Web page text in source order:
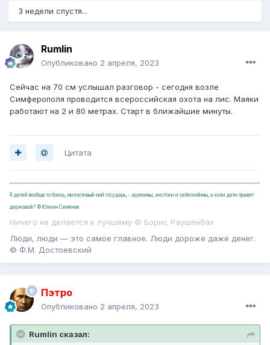
3 недели спустя...
Rumlin
Опубликовано 2 апреля, 2023
Сейчас на 70 см услышал разговор - сегодня возле
Симферополя проводится всероссийская охота на лис. Маяки
работают на 2 и 80 метрах. Старт в ближайшие минуты.
Цитата
Я детей вообще то боюсь, милостивый мой государь, - шумливы, жестоки и себялюбивы, а коли дети правят
державой? ©Юлиан Семёнов
Ничего не делается к лучшему © Борис Раушенбах
Люди, люди — это самое главное. Люди дороже даже денег.
© Ф.М. Достоевский
Пэтро
Опубликовано 2 апреля, 2023
Rumlin сказал: